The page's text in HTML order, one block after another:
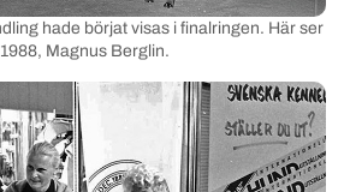
hade börjat visas i finalringen. Här ser
Magnus Berglin.